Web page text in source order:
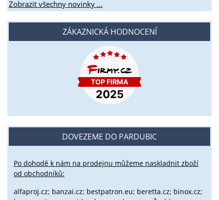
Zobrazit všechny novinky ...
ZÁKAZNICKÁ HODNOCENÍ
DOVEZEME DO PARDUBIC
Po dohodě k nám na prodejnu můžeme naskladnit zboží
od obchodníků:
alfaproj.cz; banzai.cz; bestpatron.eu; beretta.cz; binox.cz;